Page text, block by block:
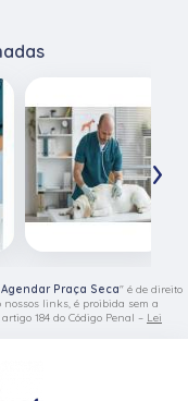
›
Praça Seca" é de direito
nossos links, é proibida sem a
184 do Código Penal – Lei